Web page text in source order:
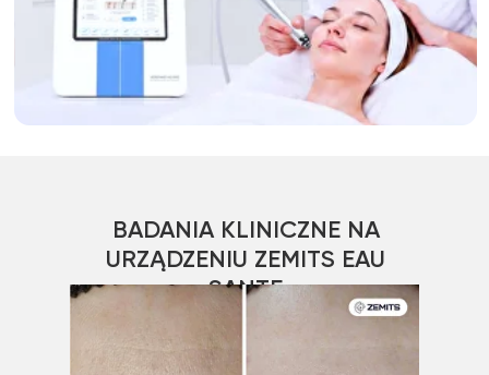
BADANIA KLINICZNE NA
URZĄDZENIU ZEMITS EAU
SANTE